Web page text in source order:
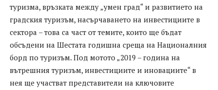
туризма, връзката между „умен град“ и развитието на
градския туризъм, насърчаването на инвестициите в
сектора – това са част от темите, които ще бъдат
обсъдени на Шестата годишна среща на Националния
борд по туризъм. Под мотото „2019 – година на
вътрешния туризъм, инвестициите и иновациите“ в
нея ще участват представители на ключовите